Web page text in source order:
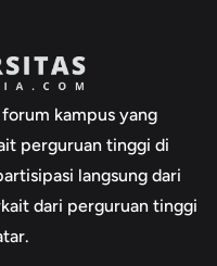
kampus yang
perguruan tinggi di
langsung dari
dari perguruan tinggi